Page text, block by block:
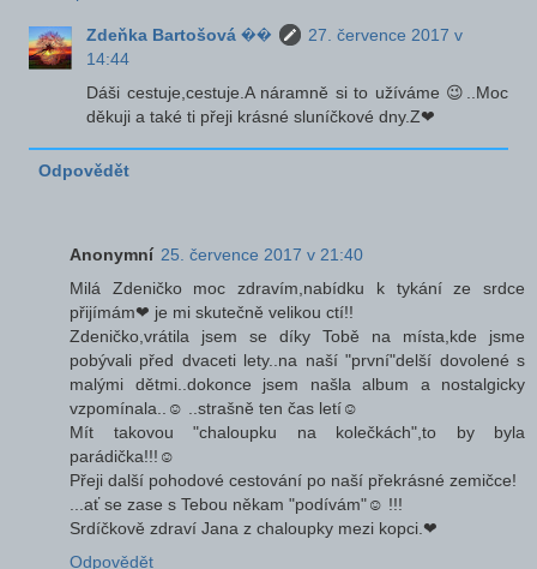
Zdeňka Bartošová ��
27. července 2017 v
14:44
Dáši cestuje,cestuje.A náramně si to užíváme 😉..Moc
děkuji a také ti přeji krásné sluníčkové dny.Z❤
Odpovědět
Anonymní 25. července 2017 v 21:40
Milá Zdeničko moc zdravím,nabídku k tykání ze srdce
přijímám❤ je mi skutečně velikou ctí!!
Zdeničko,vrátila jsem se díky Tobě na místa,kde jsme
pobývali před dvaceti lety..na naší "první"delší dovolené s
malými dětmi..dokonce jsem našla album a nostalgicky
vzpomínala..☺ ..strašně ten čas letí☺
Mít takovou "chaloupku na kolečkách",to by byla
parádička!!!☺
Přeji další pohodové cestování po naší překrásné zemičce!
...ať se zase s Tebou někam "podívám"☺ !!!
Srdíčkově zdraví Jana z chaloupky mezi kopci.❤
Odpovědět